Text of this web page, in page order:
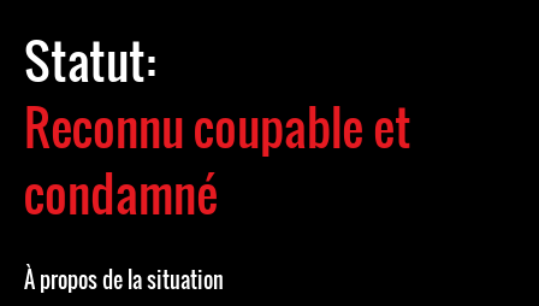
Statut:
Reconnu coupable et
condamné
À propos de la situation